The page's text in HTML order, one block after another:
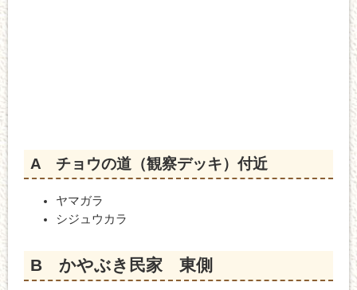
A チョウの道（観察デッキ）付近
ヤマガラ
シジュウカラ
​B かやぶき民家 東側